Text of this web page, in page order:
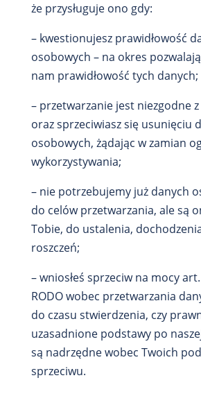
że przysługuje ono gdy:
– kwestionujesz prawidłowość
osobowych – na okres
nam prawidłowość tych danych;
– przetwarzanie jest niezgodne
oraz sprzeciwiasz się usunięciu
osobowych, żądając w zamian
wykorzystywania;
– nie potrzebujemy już danych
do celów przetwarzania, ale są
Tobie, do ustalenia,
roszczeń;
– wniosłeś sprzeciw na mocy
RODO wobec przetwarzania
do czasu stwierdzenia, czy
uzasadnione podstawy po
są nadrzędne wobec Twoich
sprzeciwu.